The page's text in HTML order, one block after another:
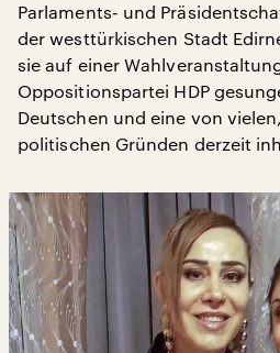
Parlaments- und
der westtürkischen Stadt
sie auf einer
Oppositionspartei HDP
Deutschen und eine von
politischen Gründen derzeit